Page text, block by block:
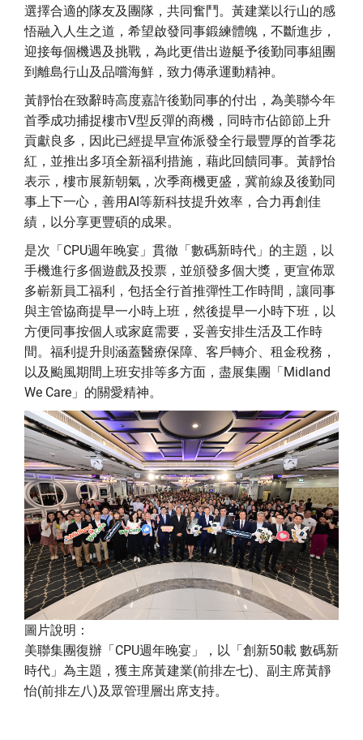
選擇合適的隊友及團隊，共同奮鬥。黃建業以行山的感
悟融入人生之道，希望啟發同事鍛練體魄，不斷進步，
迎接每個機遇及挑戰，為此更借出遊艇予後勤同事組團
到離島行山及品嚐海鮮，致力傳承運動精神。
黃靜怡在致辭時高度嘉許後勤同事的付出，為美聯今年
首季成功捕捉樓市V型反彈的商機，同時市佔節節上升
貢獻良多，因此已經提早宣佈派發全行最豐厚的首季花
紅，並推出多項全新福利措施，藉此回饋同事。黃靜怡
表示，樓市展新朝氣，次季商機更盛，冀前線及後勤同
事上下一心，善用AI等新科技提升效率，合力再創佳
績，以分享更豐碩的成果。
是次「CPU週年晚宴」貫徹「數碼新時代」的主題，以
手機進行多個遊戲及投票，並頒發多個大獎，更宣佈眾
多嶄新員工福利，包括全行首推彈性工作時間，讓同事
與主管協商提早一小時上班，然後提早一小時下班，以
方便同事按個人或家庭需要，妥善安排生活及工作時
間。福利提升則涵蓋醫療保障、客戶轉介、租金稅務，
以及颱風期間上班安排等多方面，盡展集團「Midland
We Care」的關愛精神。
圖片說明：
美聯集團復辦「CPU週年晚宴」，以「創新50載 數碼新
時代」為主題，獲主席黃建業(前排左七)、副主席黃靜
怡(前排左八)及眾管理層出席支持。